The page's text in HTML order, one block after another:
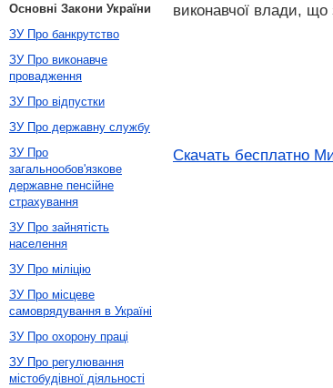
виконавчої влади, що
Скачать бесплатно
Основні Закони України
ЗУ Про банкрутство
ЗУ Про виконавче
провадження
ЗУ Про відпустки
ЗУ Про державну службу
ЗУ Про
загальнообов'язкове
державне пенсійне
страхування
ЗУ Про зайнятість
населення
ЗУ Про міліцію
ЗУ Про місцеве
самоврядування в Україні
ЗУ Про охорону праці
ЗУ Про регулювання
містобудівної діяльності